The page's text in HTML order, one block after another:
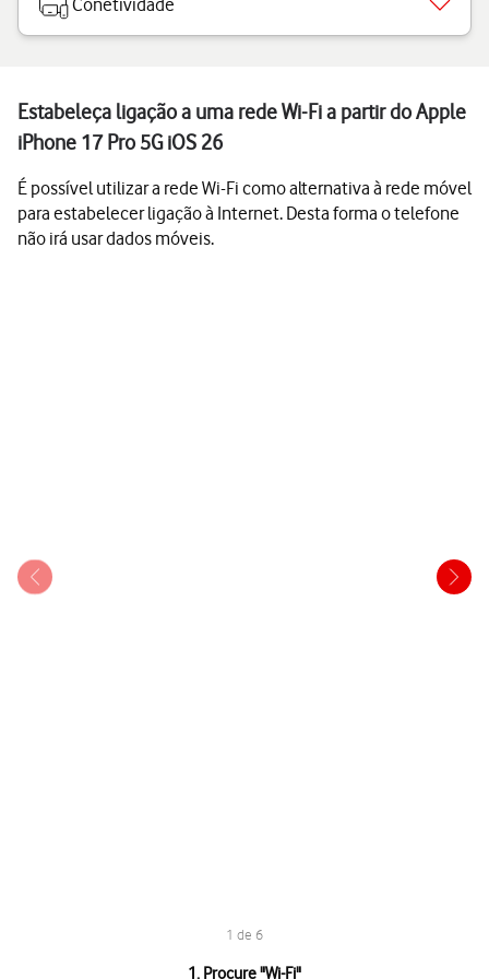
Conetividade
Estabeleça ligação a uma rede Wi-Fi a partir do Apple
iPhone 17 Pro 5G iOS 26
É possível utilizar a rede Wi-Fi como alternativa à rede móvel
para estabelecer ligação à Internet. Desta forma o telefone
não irá usar dados móveis.
1 de 6
1. Procure "Wi-Fi"